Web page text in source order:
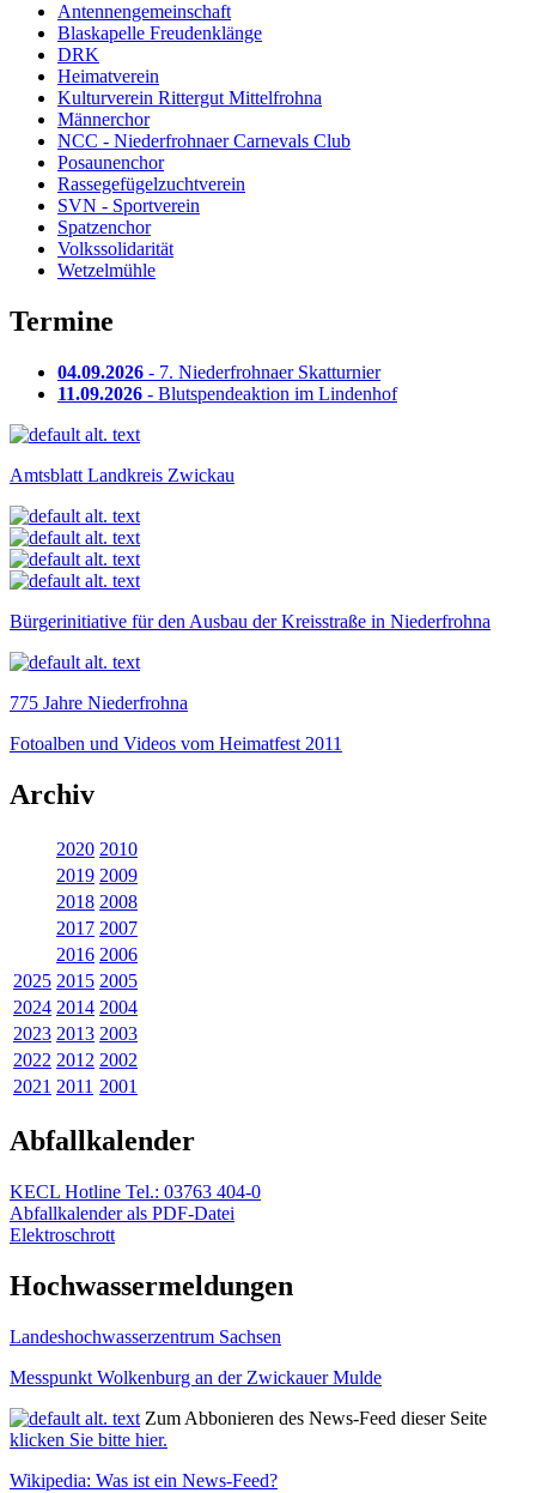
Antennengemeinschaft
Blaskapelle Freudenklänge
DRK
Heimatverein
Kulturverein Rittergut Mittelfrohna
Männerchor
NCC - Niederfrohnaer Carnevals Club
Posaunenchor
Rassegefügelzuchtverein
SVN - Sportverein
Spatzenchor
Volkssolidarität
Wetzelmühle
Termine
04.09.2026 - 7. Niederfrohnaer Skatturnier
11.09.2026 - Blutspendeaktion im Lindenhof
Amtsblatt Landkreis Zwickau
Bürgerinitiative für den Ausbau der Kreisstraße in Niederfrohna
775 Jahre Niederfrohna
Fotoalben und Videos vom Heimatfest 2011
Archiv
2020 2010
2019 2009
2018 2008
2017 2007
2016 2006
2025 2015 2005
2024 2014 2004
2023 2013 2003
2022 2012 2002
2021 2011 2001
Abfallkalender
KECL Hotline Tel.: 03763 404-0
Abfallkalender als PDF-Datei
Elektroschrott
Hochwassermeldungen
Landeshochwas­serzentrum Sachsen
Messpunkt Wolkenburg an der Zwickauer Mulde
Zum Abbonieren des News-Feed dieser Seite
klicken Sie bitte hier.
Wikipedia: Was ist ein News-Feed?